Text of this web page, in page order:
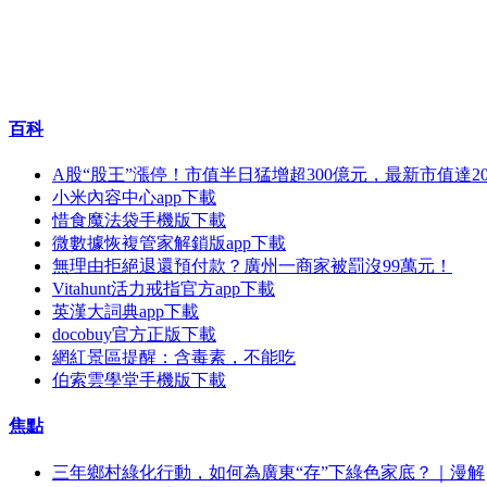
百科
A股“股王”漲停！市值半日猛增超300億元，最新市值達
小米內容中心app下載
惜食魔法袋手機版下載
微數據恢複管家解鎖版app下載
無理由拒絕退還預付款？廣州一商家被罰沒99萬元！
Vitahunt活力戒指官方app下載
英漢大詞典app下載
docobuy官方正版下載
網紅景區提醒：含毒素，不能吃
伯索雲學堂手機版下載
焦點
三年鄉村綠化行動，如何為廣東“存”下綠色家底？｜漫解